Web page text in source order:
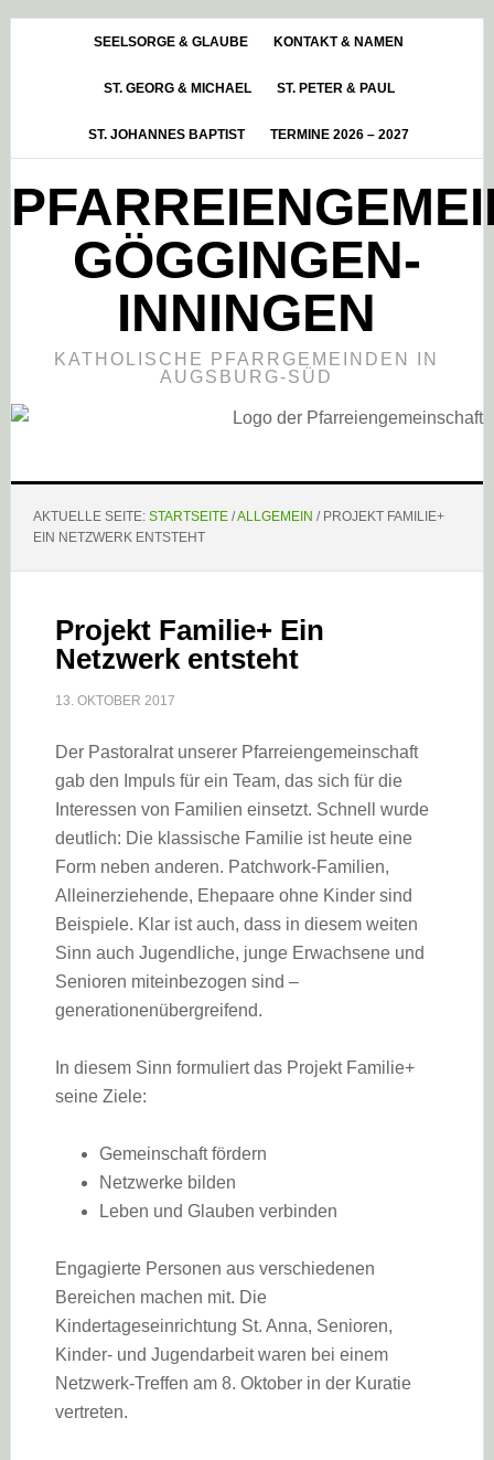
HauptsidebarSEELSORGE & GLAUBE KONTAKT & NAMEN
ST. GEORG & MICHAEL ST. PETER & PAUL
ST. JOHANNES BAPTIST TERMINE 2026 – 2027
GÖGGINGEN-
INNINGEN
KATHOLISCHE PFARRGEMEINDEN IN
AUGSBURG-SÜD
AKTUELLE SEITE: STARTSEITE /ALLGEMEIN /PROJEKT FAMILIE+
EIN NETZWERK ENTSTEHT
Projekt Familie+ Ein
Netzwerk entsteht
13. OKTOBER 2017
Der Pastoralrat unserer Pfarreiengemeinschaft
gab den Impuls für ein Team, das sich für die
Interessen von Familien einsetzt. Schnell wurde
deutlich: Die klassische Familie ist heute eine
Form neben anderen. Patchwork-Familien,
Alleinerziehende, Ehepaare ohne Kinder sind
Beispiele. Klar ist auch, dass in diesem weiten
Sinn auch Jugendliche, junge Erwachsene und
Senioren miteinbezogen sind –
generationenübergreifend.
In diesem Sinn formuliert das Projekt Familie+
seine Ziele:
Gemeinschaft fördern
Netzwerke bilden
Leben und Glauben verbinden
Engagierte Personen aus verschiedenen
Bereichen machen mit. Die
Kindertageseinrichtung St. Anna, Senioren,
Kinder- und Jugendarbeit waren bei einem
Netzwerk-Treffen am 8. Oktober in der Kuratie
vertreten.